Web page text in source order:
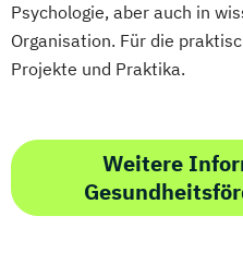
Psychologie, aber auch in
Organisation. Für die
Projekte und Praktika.
Weitere